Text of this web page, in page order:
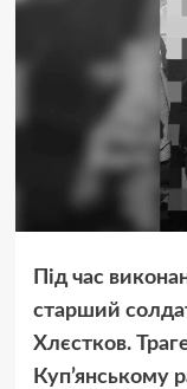
Під час
старший
Хлєстков.
Куп’янському